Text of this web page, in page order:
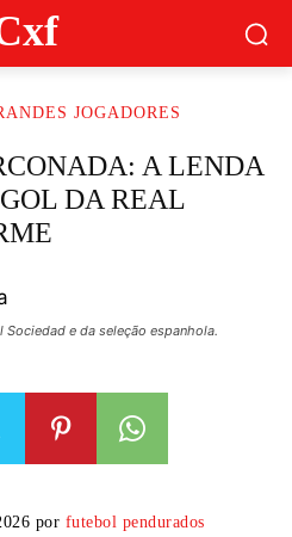
JOGADORES
A LENDA
DA REAL
Sociedad e da seleção espanhola.
por futebol pendurados